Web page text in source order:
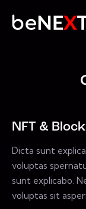
NFT &
Dicta sunt
voluptas
sunt explicabo.
voluptas sit